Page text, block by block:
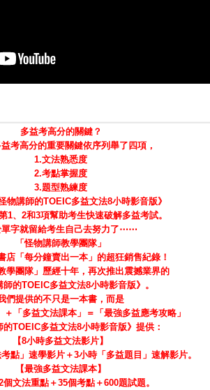
多益考高分的關鍵？
考高分的重要關鍵依序列舉了四項，
1.文法熟悉度
2.考點掌握度
3.題型熟練度
怪物講師的TOEIC多益文法8小時影音版》
1、 2和3項幫助考生快速破解多益考試。
字就留給考生自己去努力了⋯⋯
「怪物講師教學團隊」
店「每分鐘賣出一本」的超狂銷售紀錄！
學團隊」歷經十年，再次推出震撼業界的
師的TOEIC多益文法8小時影音版》。
們提供的不只是一本書，而是
＋「多益文法課本」＝「最強多益應考攻略」
的TOEIC多益文法8小時影音版》提供：
【8小時多益文法影片】
點」速學影片＋3小時「多益題目」速解影片。
【最強多益文法課本】
個文法重點＋35個考點＋600題試題。